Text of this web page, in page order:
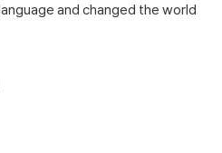
and changed the world